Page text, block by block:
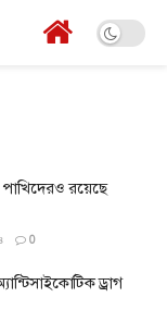
রয়েছে
0
ড্রাগ